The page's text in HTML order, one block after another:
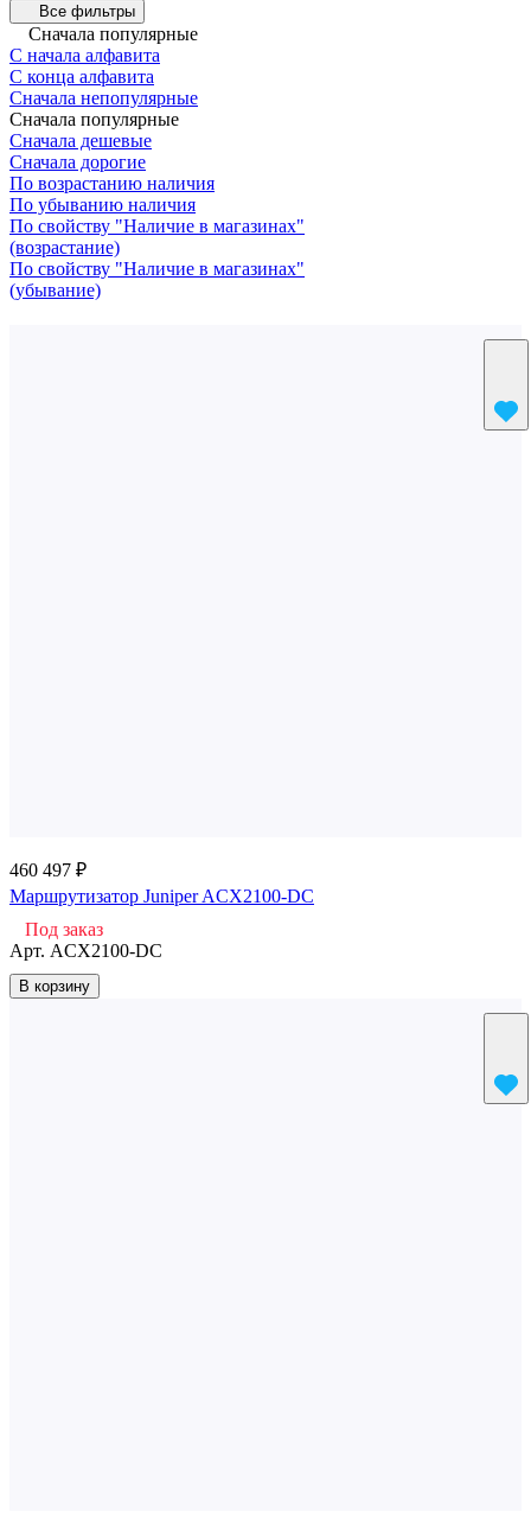
Все фильтры
Сначала популярные
С начала алфавита
С конца алфавита
Сначала непопулярные
Сначала популярные
Сначала дешевые
Сначала дорогие
По возрастанию наличия
По убыванию наличия
По свойству "Наличие в магазинах"
(возрастание)
По свойству "Наличие в магазинах"
(убывание)
460 497 ₽
Маршрутизатор Juniper ACX2100-DC
Под заказ
Арт. ACX2100-DC
В корзину